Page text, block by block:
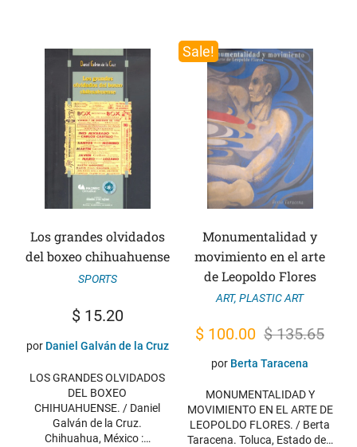
Los grandes olvidados
del boxeo chihuahuense
SPORTS
$15.20
por Daniel Galván de la Cruz
LOS GRANDES OLVIDADOS
DEL BOXEO
CHIHUAHUENSE. / Daniel
Galván de la Cruz.
Chihuahua, México :…
Sale!
Monumentalidad y
movimiento en el arte
de Leopoldo Flores
ART, PLASTIC ART
$135.65
Original
price
$ 135.65.
$ 100.00 Current
price
$ 100.00.
por Berta Taracena
MONUMENTALIDAD Y
MOVIMIENTO EN EL ARTE DE
LEOPOLDO FLORES. / Berta
Taracena. Toluca, Estado de…